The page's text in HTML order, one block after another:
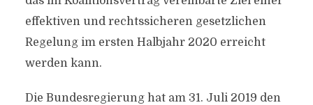
effektiven und rechtssicheren gesetzlichen
Regelung im ersten Halbjahr 2020 erreicht
werden kann.
Die Bundesregierung hat am 31. Juli 2019 den